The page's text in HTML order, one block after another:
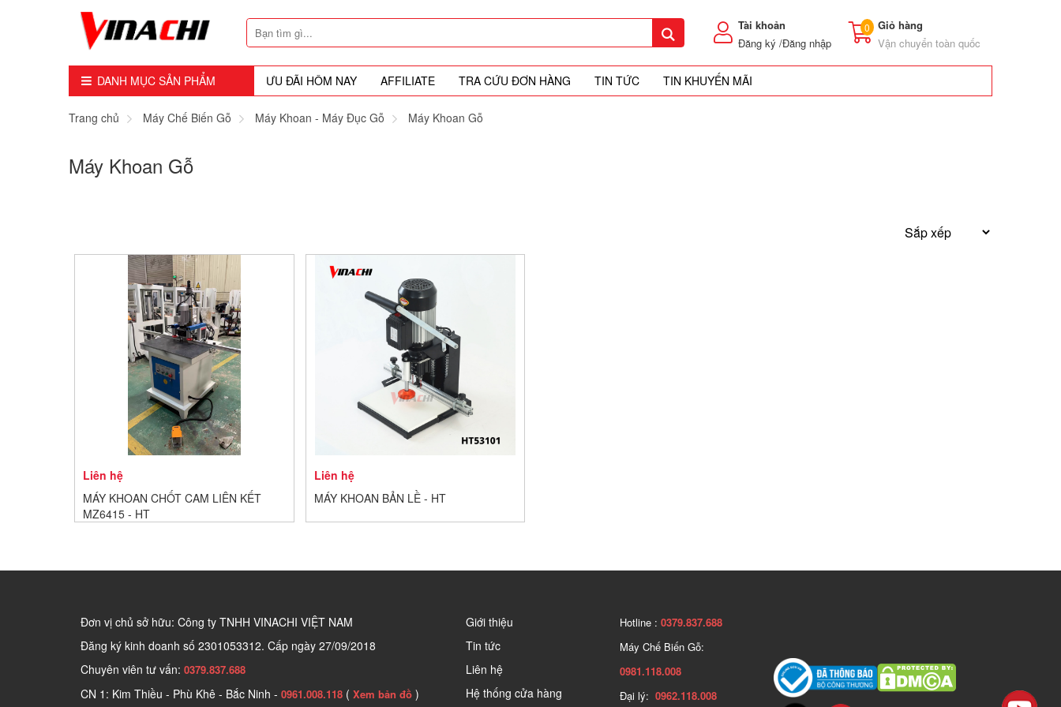
Tài khoản
Đăng ký /Đăng nhập
0
Giỏ hàng
Vận chuyển toàn quốc
DANH MỤC SẢN PHẨM ƯU ĐÃI HÔM NAY AFFILIATE TRA CỨU ĐƠN HÀNG TIN TỨC TIN KHUYẾN MÃI
Dụng Cụ - Công Cụ
Phụ Kiện
Thiết bị Dùng Hơi
Vật Tư Tiêu Hao
Khóa - Phụ Kiện Cửa
Trang chủ Máy Chế Biến Gỗ Máy Khoan - Máy Đục Gỗ Máy Khoan Gỗ
Máy Khoan Gỗ
Liên hệ
MÁY KHOAN CHỐT CAM LIÊN KẾT
MZ6415 - HT
Liên hệ
MÁY KHOAN BẢN LỀ - HT
Đơn vị chủ sở hữu: Công ty TNHH VINACHI VIỆT NAM
Đăng ký kinh doanh số 2301053312. Cấp ngày 27/09/2018
Chuyên viên tư vấn: 0379.837.688
CN 1: Kim Thiều - Phù Khê - Bắc Ninh - 0961.008.118 ( Xem bản đồ )
Giới thiệu
Tin tức
Liên hệ
Hệ thống cửa hàng
Hotline : 0379.837.688
Máy Chế Biến Gỗ:
0981.118.008
Đại lý: 0962.118.008